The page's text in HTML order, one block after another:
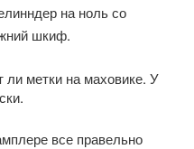
на ноль со
шкиф.
метки на маховике. У
все правельно